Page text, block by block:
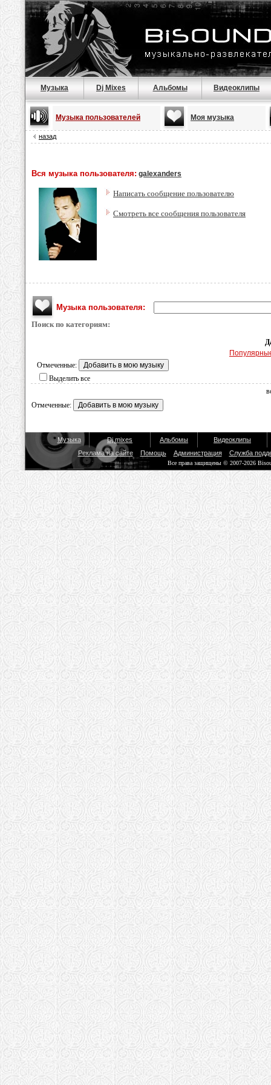
Музыка Dj Mixes Альбомы Видеоклипы
Музыка пользователей Моя музыка
назад
Вся музыка пользователя: galexanders
Написать сообщение пользователю
Смотреть все сообщения пользователя
Музыка пользователя:
Поиск по категориям:
Отмеченные:
Выделить все
Отмеченные:
Музыка Dj mixes Альбомы
Видеоклипы
Реклама на сайте
Помощь Администрация Служба
Все права защищены © 2007-2026